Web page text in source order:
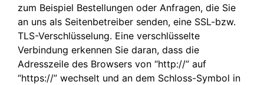
zum Beispiel Bestellungen oder Anfragen, die Sie
an uns als Seitenbetreiber senden, eine SSL-bzw.
TLS-Verschlüsselung. Eine verschlüsselte
Verbindung erkennen Sie daran, dass die
Adresszeile des Browsers von “http://” auf
“https://” wechselt und an dem Schloss-Symbol in